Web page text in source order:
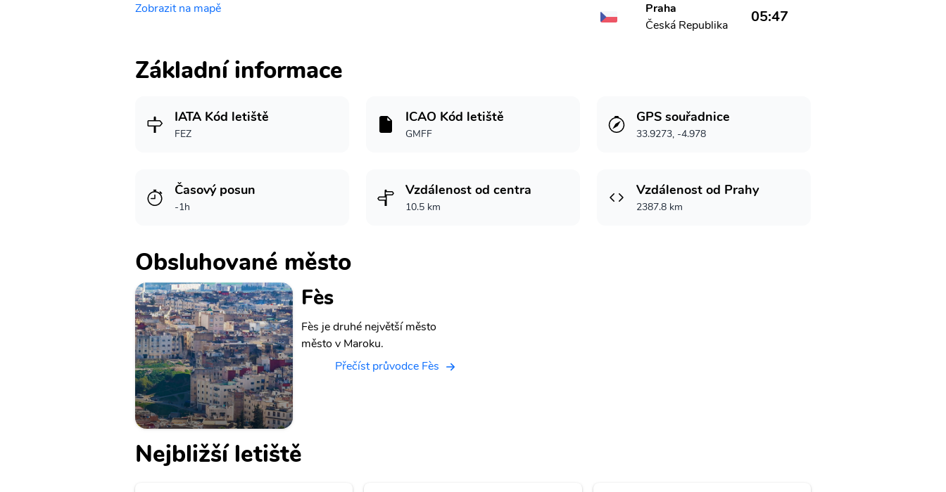
Zobrazit na mapě
Praha
Česká Republika
05:47
Základní informace
IATA Kód letiště
FEZ
ICAO Kód letiště
GMFF
GPS souřadnice
33.9273, -4.978
Časový posun
-1h
Vzdálenost od centra
10.5 km
Vzdálenost od Prahy
2387.8 km
Obsluhované město
Fès
Fès je druhé největší město
město v Maroku.
Přečíst průvodce Fès
Nejbližší letiště